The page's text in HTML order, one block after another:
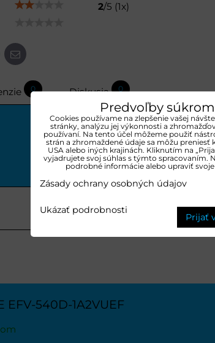
2/5 (1x)
E-
mail
0 Diskusia 0
EFV-540D-1A2VUEF
Predvoľby
Cookies používame na zlepšenie vašej
stránky, analýzu jej výkonnosti a
používaní. Na tento účel môžeme použiť
strán a zhromaždené údaje sa môžu preniesť
USA alebo iných krajinách. Kliknutím na
vyjadrujete svoj súhlas s týmto spracovaním.
podrobné informácie alebo upraviť
Zásady ochrany osobných údajov
Ukázať podrobnosti
Prijať